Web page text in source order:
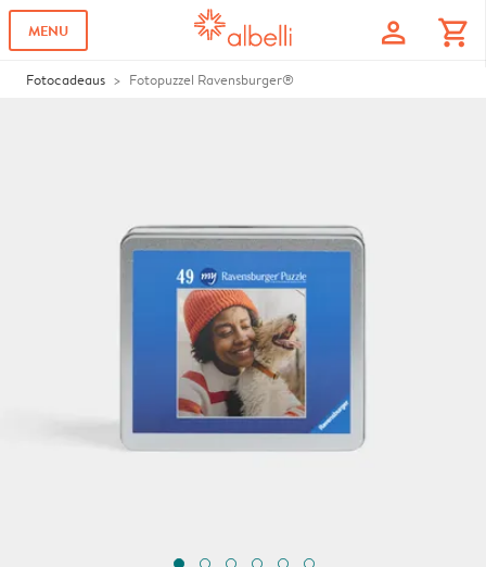
MENU profile shopping_cart
Fotocadeaus Fotopuzzel Ravensburger®️